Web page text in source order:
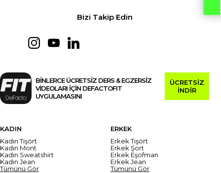
Bizi Takip Edin
BİNLERCE ÜCRETSİZ DERS & EGZERSİZ
VİDEOLARI İÇİN DEFACTOFIT
UYGULAMASINI
ÜCRETSİZ
İNDİR
KADIN
Kadın Tişört
Kadın Mont
Kadın Sweatshirt
Kadın Jean
Tümünü Gör
ERKEK
Erkek Tişört
Erkek Şort
Erkek Eşofman
Erkek Jean
Tümünü Gör